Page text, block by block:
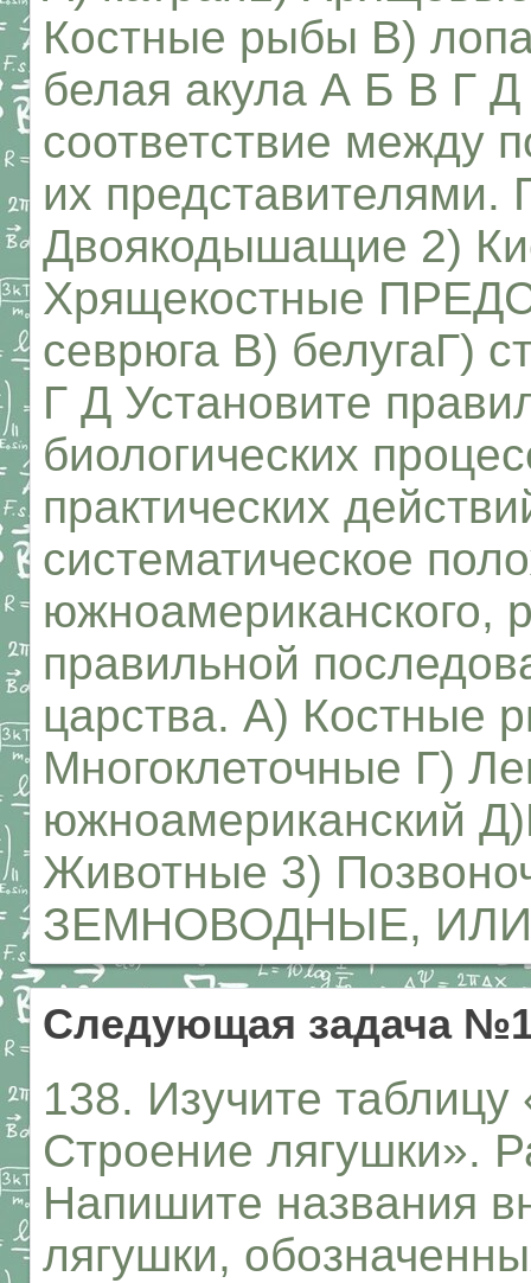
Костные рыбы B)
белая акула А Б В Г Д
соответствие между
их
Двоякодышащие 2)
Хрящекостные
севрюга B) белугаГ)
Г Д Установите
биологических
практических
систематическое
южноамериканского,
правильной
царства. A)
Многоклеточные Г)
южноамериканский
Животные 3)
ЗЕМНОВОДНЫЕ,
Следующая задача
138. Изучите
Строение лягушки».
Напишите названия
лягушки,